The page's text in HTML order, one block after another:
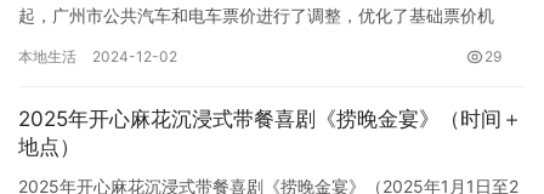
起，广州市公共汽车和电车票价进行了调整，优化了基础票价机
本地生活 2024-12-02 29
2025年开心麻花沉浸式带餐喜剧《捞晚金宴》（时间＋
地点）
2025年开心麻花沉浸式带餐喜剧《捞晚金宴》（2025年1月1日至2